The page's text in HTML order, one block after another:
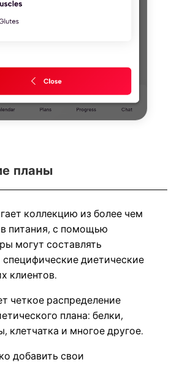
планы
коллекцию из более чем
питания, с помощью
могут составлять
диетические
клиентов.
четкое распределение
плана: белки,
клетчатка и многое другое.
добавить свои